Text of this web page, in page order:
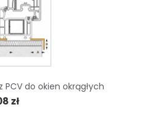
do okien okrągłych
zł